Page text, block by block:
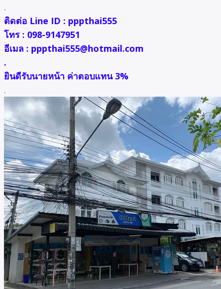
.
ติดต่อ Line ID : pppthai555
โทร : 098-9147951
อีเมล : pppthai555@hotmail.com
.
ยินดีรับนายหน้า ค่าตอบแทน 3%
.